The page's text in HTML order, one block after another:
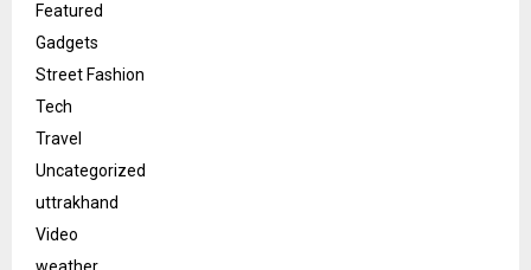
Featured
Gadgets
Street Fashion
Tech
Travel
Uncategorized
uttrakhand
Video
weather